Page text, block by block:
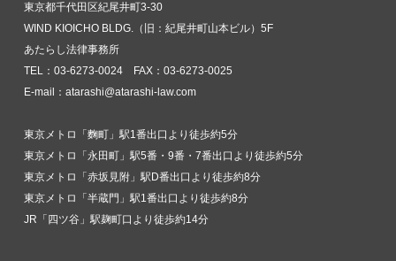
東京都千代田区紀尾井町3-30
WIND KIOICHO BLDG.（旧：紀尾井町山本ビル）5F
あたらし法律事務所
TEL：03-6273-0024 FAX：03-6273-0025
E-mail：atarashi@atarashi-law.com
東京メトロ「麴町」駅1番出口より徒歩約5分
東京メトロ「永田町」駅5番・9番・7番出口より徒歩約5分
東京メトロ「赤坂見附」駅D番出口より徒歩約8分
東京メトロ「半蔵門」駅1番出口より徒歩約8分
JR「四ツ谷」駅麹町口より徒歩約14分